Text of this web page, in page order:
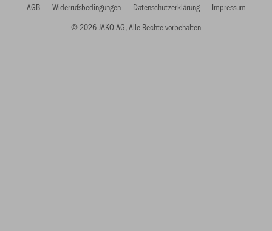
© 2026 JAKO AG, Alle Rechte vorbehalten
AGB Widerrufsbedingungen Datenschutzerklärung Impressum